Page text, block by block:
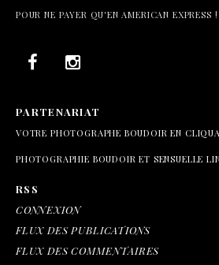
POUR NE PAYER QU'EN AMERICAN EXPRESS !
PARTENARIAT
VOTRE PHOTOGRAPHE BOUDOIR EN
PHOTOGRAPHIE BOUDOIR ET SENSUELLE
RSS
CONNEXION
FLUX DES PUBLICATIONS
FLUX DES COMMENTAIRES